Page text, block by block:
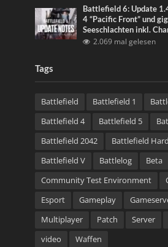
Battlefield 6: Update
4 “Pacific Front” und
Seeschlachten inkl.
2.069 mal gelesen
Tags
Battlefield Battlefield 1
Battlefield 4
Battlefield 5
Battlefield 2042
Battlefield
Battlefield V
Battlelog Beta
Community Test Environment
Esport
Gameplay
Multiplayer
Patch Server
video
Waffen